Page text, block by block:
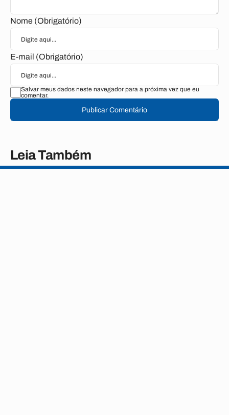
Nome (Obrigatório)
E-mail (Obrigatório)
Salvar meus dados neste navegador para a próxima vez que eu
comentar.
Publicar Comentário
Leia Também